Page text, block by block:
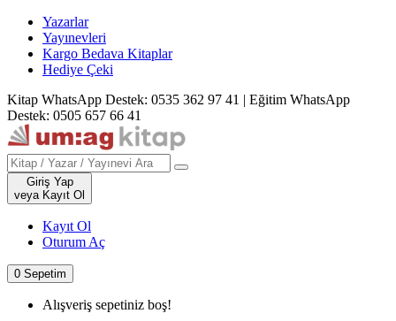
Yazarlar
Yayınevleri
Kargo Bedava Kitaplar
Hediye Çeki
Kitap WhatsApp Destek: 0535 362 97 41 | Eğitim WhatsApp
Destek: 0505 657 66 41
Giriş Yap
veya Kayıt Ol
Kayıt Ol
Oturum Aç
0 Sepetim
Alışveriş sepetiniz boş!